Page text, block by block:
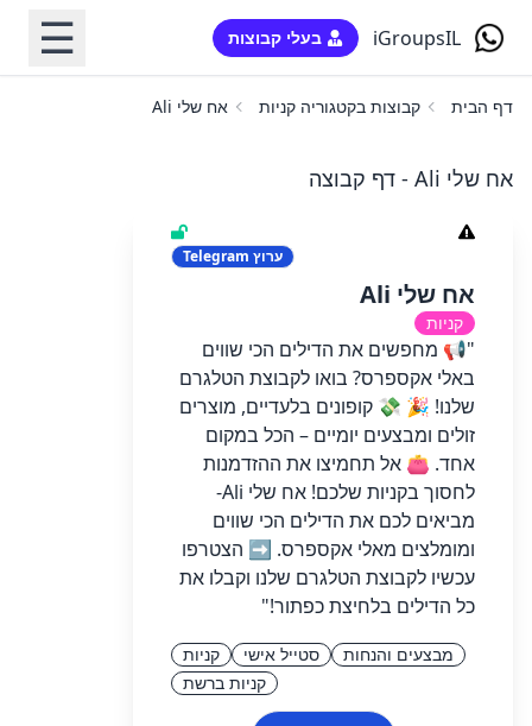
iGroupsIL בעלי קבוצות ☰
דף הבית קבוצות בקטגוריה קניות אח שלי Ali
אח שלי Ali - דף קבוצה
ערוץ
אח שלי Ali
קניות
"📢 מחפשים את הדילים הכי שווים
באלי אקספרס? בואו לקבוצת הטלגרם
שלנו! 🎉 💸 קופונים בלעדיים, מוצרים
זולים ומבצעים יומיים – הכל במקום
אחד. 👛 אל תחמיצו את ההזדמנות
לחסוך בקניות שלכם! אח שלי Ali-
מביאים לכם את הדילים הכי שווים
ומומלצים מאלי אקספרס. ➡️ הצטרפו
עכשיו לקבוצת הטלגרם שלנו וקבלו את
כל הדילים בלחיצת כפתור!"
מבצעים והנחות סטייל אישי
קניות
קניות ברשת